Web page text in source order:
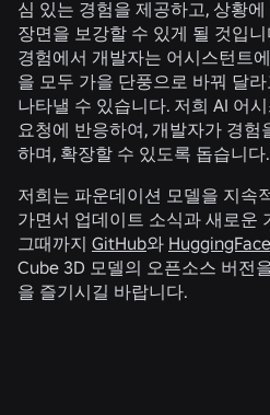
심 있는 경험을 제공하고, 상황
장면을 보강할 수 있게 될 것입
경험에서 개발자는 어시스턴트
을 모두 가을 단풍으로 바꿔 달
나타낼 수 있습니다. 저희 AI 어
요청에 반응하여, 개발자가 경험
하며, 확장할 수 있도록 돕습니다.
저희는 파운데이션 모델을 지속
가면서 업데이트 소식과 새로운
그때까지 GitHub와 HuggingFace
Cube 3D 모델의 오픈소스 버전
을 즐기시길 바랍니다.